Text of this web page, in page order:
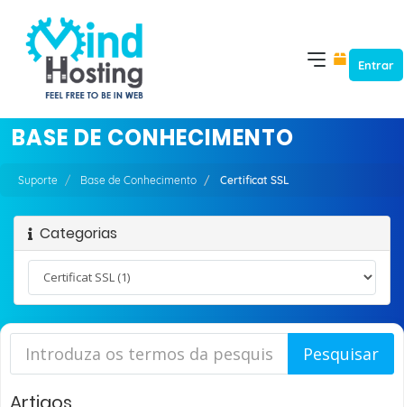
Entrar
BASE DE CONHECIMENTO
Suporte Base de Conhecimento Certificat SSL
Categorias